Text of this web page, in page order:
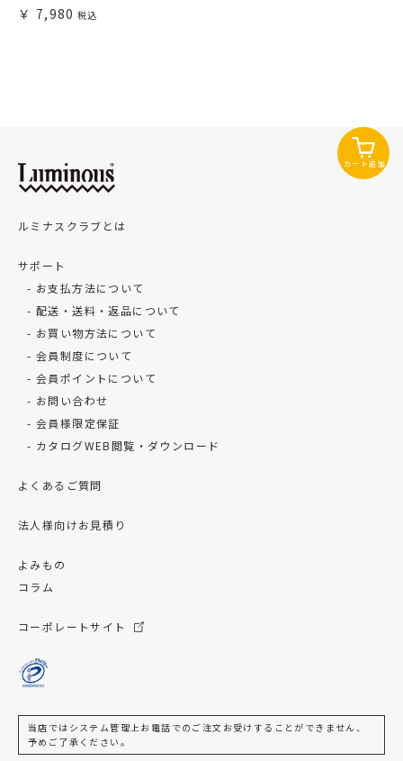
7,980
カート追加
ルミナスクラブとは
サポート
お支払方法について
配送・送料・返品について
お買い物方法について
会員制度について
会員ポイントについて
お問い合わせ
会員様限定保証
カタログWEB閲覧・ダウンロード
よくあるご質問
法人様向けお見積り
よみもの
コラム
コーポレートサイト
当店ではシステム管理上お電話でのご注文お受けすることができません、
予めご了承ください。